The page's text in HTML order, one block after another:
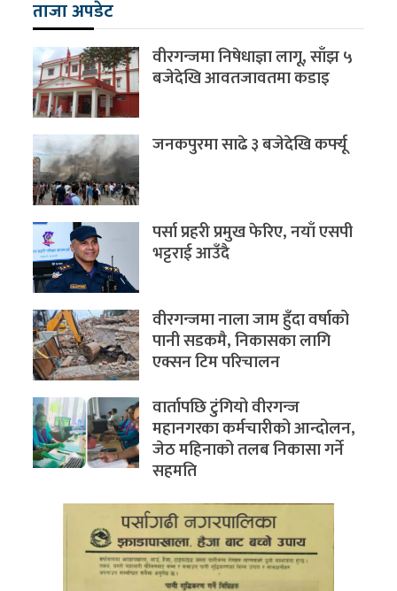
ताजा अपडेट
वीरगन्जमा निषेधाज्ञा लागू, साँझ ५
बजेदेखि आवतजावतमा कडाइ
जनकपुरमा साढे ३ बजेदेखि कर्फ्यू
पर्सा प्रहरी प्रमुख फेरिए, नयाँ एसपी
भट्टराई आउँदै
वीरगन्जमा नाला जाम हुँदा वर्षाको
पानी सडकमै, निकासका लागि
एक्सन टिम परिचालन
वार्तापछि टुंगियो वीरगन्ज
महानगरका कर्मचारीको आन्दोलन,
जेठ महिनाको तलब निकासा गर्ने
सहमति